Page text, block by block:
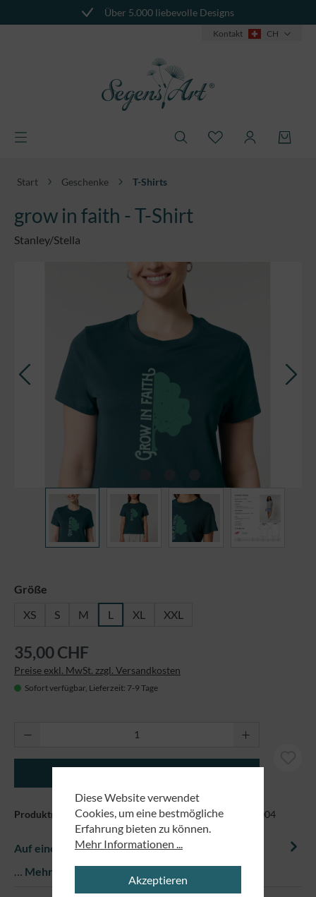
Über 5.000 liebevolle Designs
Kontakt CH
Start Geschenke T-Shirts
grow in faith - T-Shirt
Stanley/Stella
Bildergalerie überspringen
Größe
XS
S M L XL XXL
35,00 CHF
Preise exkl. MwSt. zzgl. Versandkosten
Sofort verfügbar, Lieferzeit: 7-9 Tage
Produkt Anzahl: Gib den gewünschten
Produktnummer:EM-STTW172-Stargazer-D GrößeL 15004
Auf einem Blick
… Mehr
Diese Website verwendet
Cookies, um eine bestmögliche
Erfahrung bieten zu können.
Mehr Informationen ...
Akzeptieren